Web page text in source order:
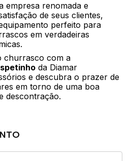
empresa renomada e
de seus clientes,
perfeito para
em verdadeiras
churrasco com a
da Diamar
e descubra o prazer de
em torno de uma boa
descontração.